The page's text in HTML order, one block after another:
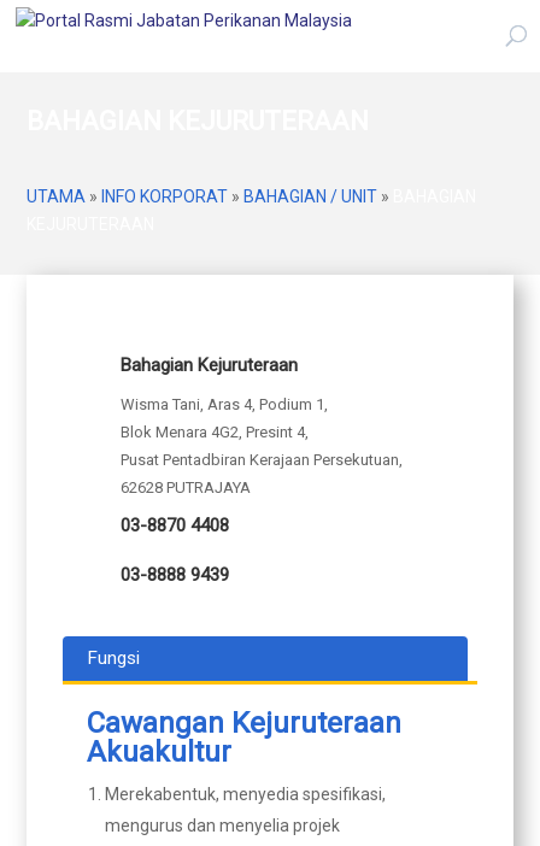
UTAMA » INFO KORPORAT » BAHAGIAN / UNIT »
Bahagian Kejuruteraan
Wisma Tani, Aras 4, Podium 1,
Blok Menara 4G2, Presint 4,
Pusat Pentadbiran Kerajaan Persekutuan,
62628 PUTRAJAYA
03-8870 4408
03-8888 9439
Fungsi
Cawangan Kejuruteraan
Akuakultur
Merekabentuk, menyedia spesifikasi,
mengurus dan menyelia projek